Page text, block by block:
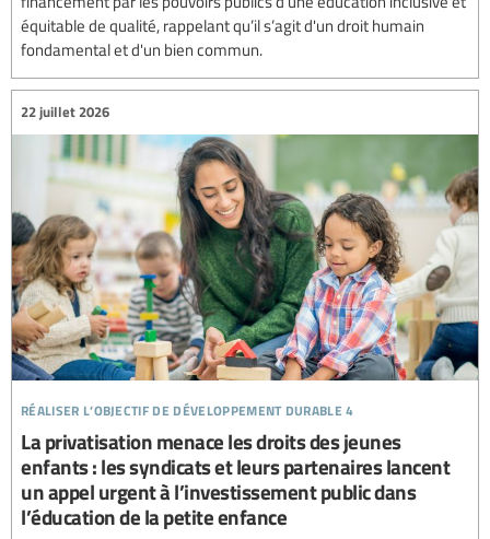
équitable de qualité, rappelant qu’il s’agit d'un droit humain
fondamental et d'un bien commun.
réaliser l’objectif de développement durable 4
22 juillet 2026
La privatisation menace les droits des jeunes
enfants : les syndicats et leurs partenaires lancent
un appel urgent à l’investissement public dans
l’éducation de la petite enfance